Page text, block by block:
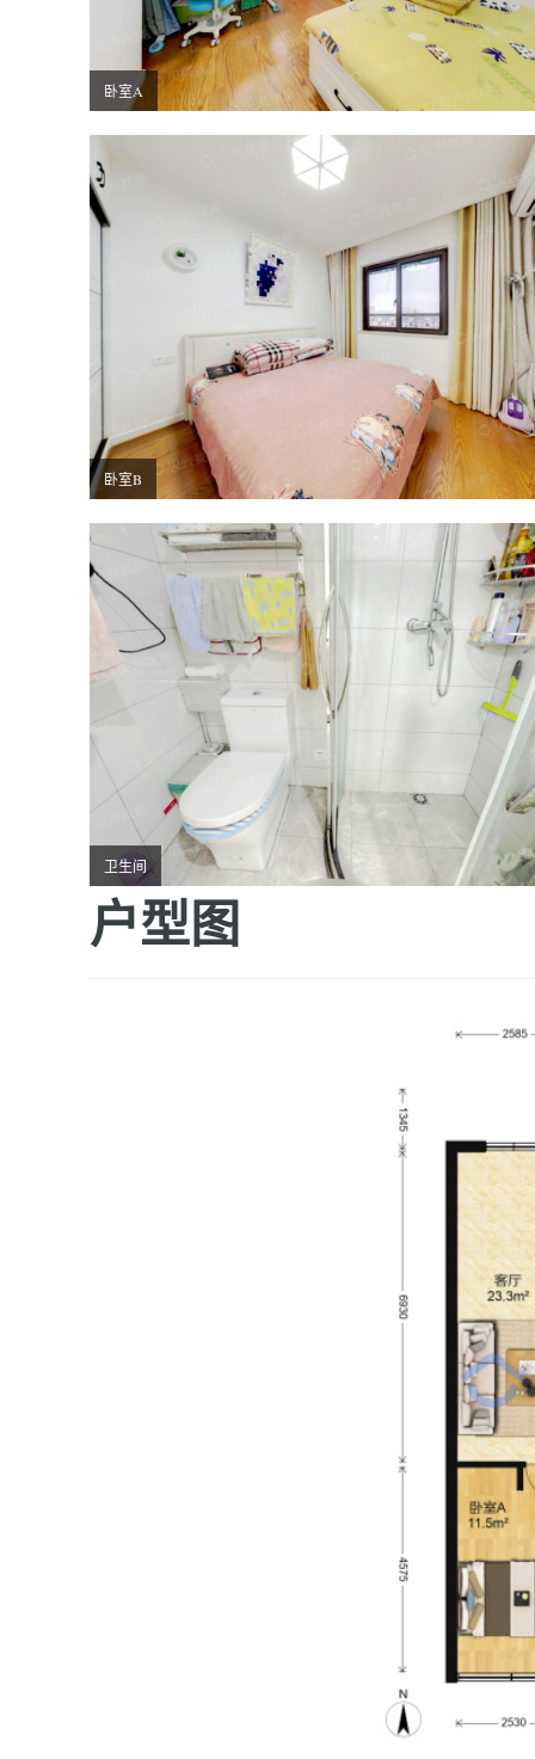
卧室A
卧室B
卫生间
户型图